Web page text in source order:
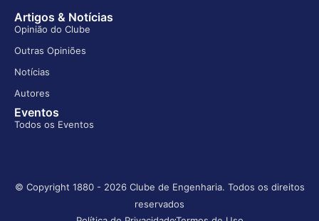
Artigos & Notícias
Opinião do Clube
Outras Opiniões
Notícias
Autores
Eventos
Todos os Eventos
© Copyright 1880 - 2026 Clube de Engenharia. Todos os direitos
reservados